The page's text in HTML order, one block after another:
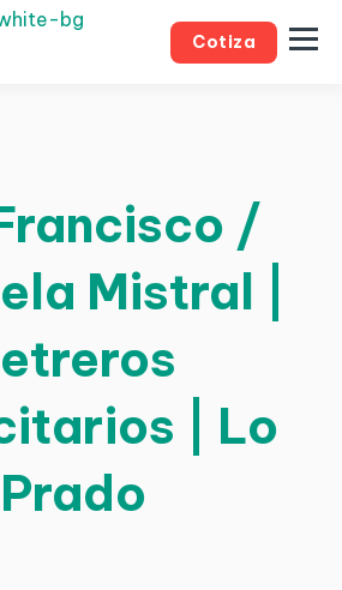
Cotiza
/
Mistral |
| Lo
Prado